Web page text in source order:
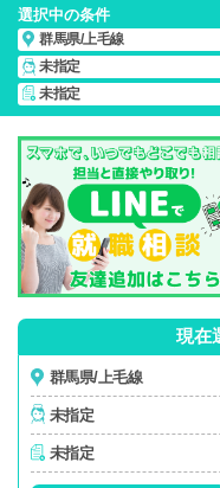
選択中の条件
群馬県/上毛線
未指定
未指定
群馬県/上毛線/正社員・
人・派遣・転職・募集一覧
現在
群馬県/上毛線
未指定
未指定